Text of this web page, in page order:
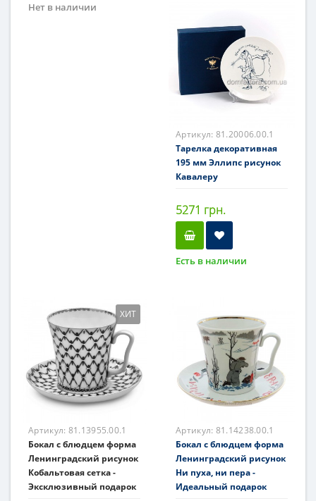
Нет в наличии
Артикул: 81.20006.00.1
Тарелка декоративная
195 мм Эллипс рисунок
Кавалеру
5271 грн.
Есть в наличии
ХИТ
Артикул: 81.13955.00.1
Бокал с блюдцем форма
Ленинградский рисунок
Кобальтовая сетка -
Эксклюзивный подарок
Артикул: 81.14238.00.1
Бокал с блюдцем форма
Ленинградский рисунок
Ни пуха, ни пера -
Идеальный подарок